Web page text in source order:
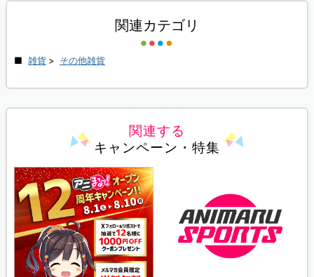
関連カテゴリ
雑貨 > その他雑貨
関連する
キャンペーン・特集